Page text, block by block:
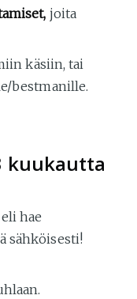
joita
käsiin, tai
bestmanille.
kuukautta
eli hae
sähköisesti!